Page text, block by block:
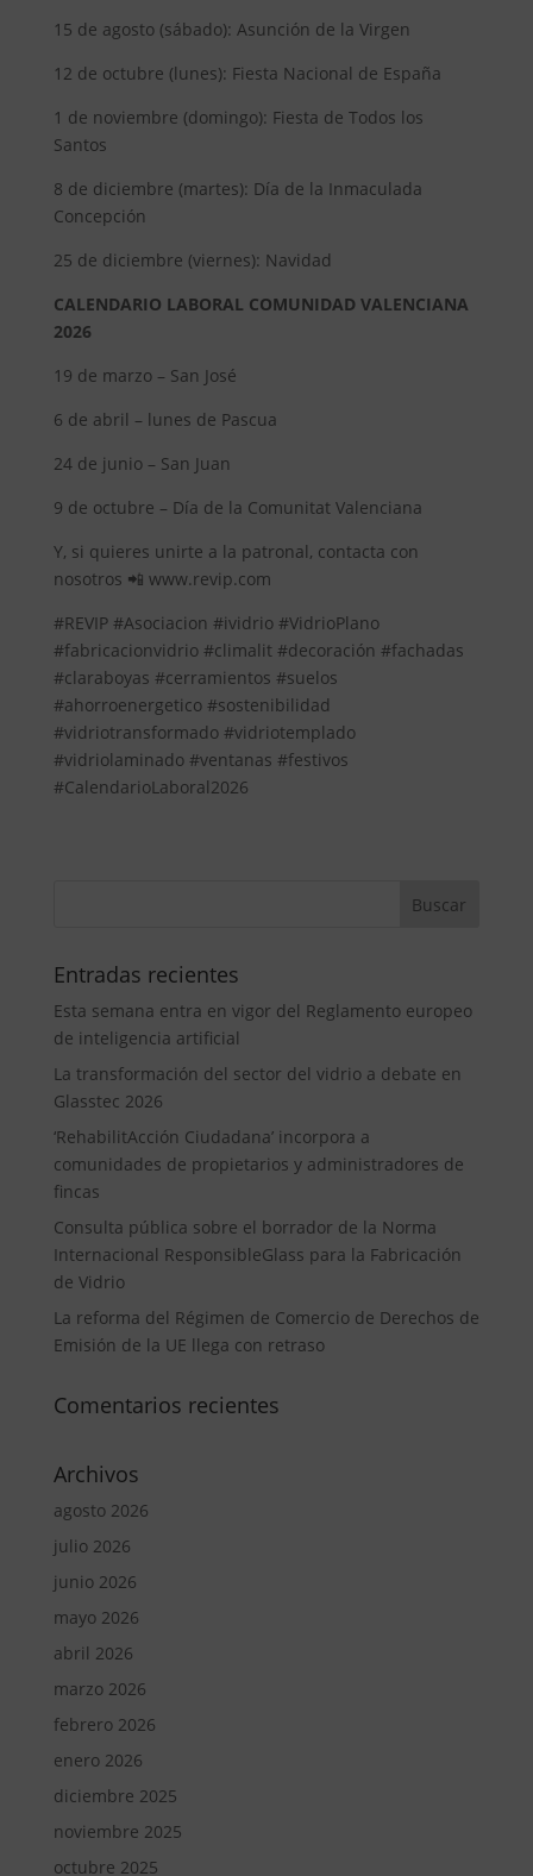
15 de agosto (sábado): Asunción de la Virgen
12 de octubre (lunes): Fiesta Nacional de España
1 de noviembre (domingo): Fiesta de Todos los
Santos
8 de diciembre (martes): Día de la Inmaculada
Concepción
25 de diciembre (viernes): Navidad
CALENDARIO LABORAL COMUNIDAD VALENCIANA
2026
19 de marzo – San José
6 de abril – lunes de Pascua
24 de junio – San Juan
9 de octubre – Día de la Comunitat Valenciana
Y, si quieres unirte a la patronal, contacta con
nosotros 📲 www.revip.com
#REVIP #Asociacion #ividrio #VidrioPlano
#fabricacionvidrio #climalit #decoración #fachadas
#claraboyas #cerramientos #suelos
#ahorroenergetico #sostenibilidad
#vidriotransformado #vidriotemplado
#vidriolaminado #ventanas #festivos
#CalendarioLaboral2026
Entradas recientes
Esta semana entra en vigor del Reglamento europeo
de inteligencia artificial
La transformación del sector del vidrio a debate en
Glasstec 2026
‘RehabilitAcción Ciudadana’ incorpora a
comunidades de propietarios y administradores de
fincas
Consulta pública sobre el borrador de la Norma
Internacional ResponsibleGlass para la Fabricación
de Vidrio
La reforma del Régimen de Comercio de Derechos de
Emisión de la UE llega con retraso
Comentarios recientes
Archivos
agosto 2026
julio 2026
junio 2026
mayo 2026
abril 2026
marzo 2026
febrero 2026
enero 2026
diciembre 2025
noviembre 2025
octubre 2025